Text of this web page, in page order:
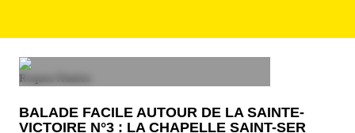
Image
Roques Hautes
BALADE FACILE AUTOUR DE LA SAINTE-
VICTOIRE N°3 : LA CHAPELLE SAINT-SER